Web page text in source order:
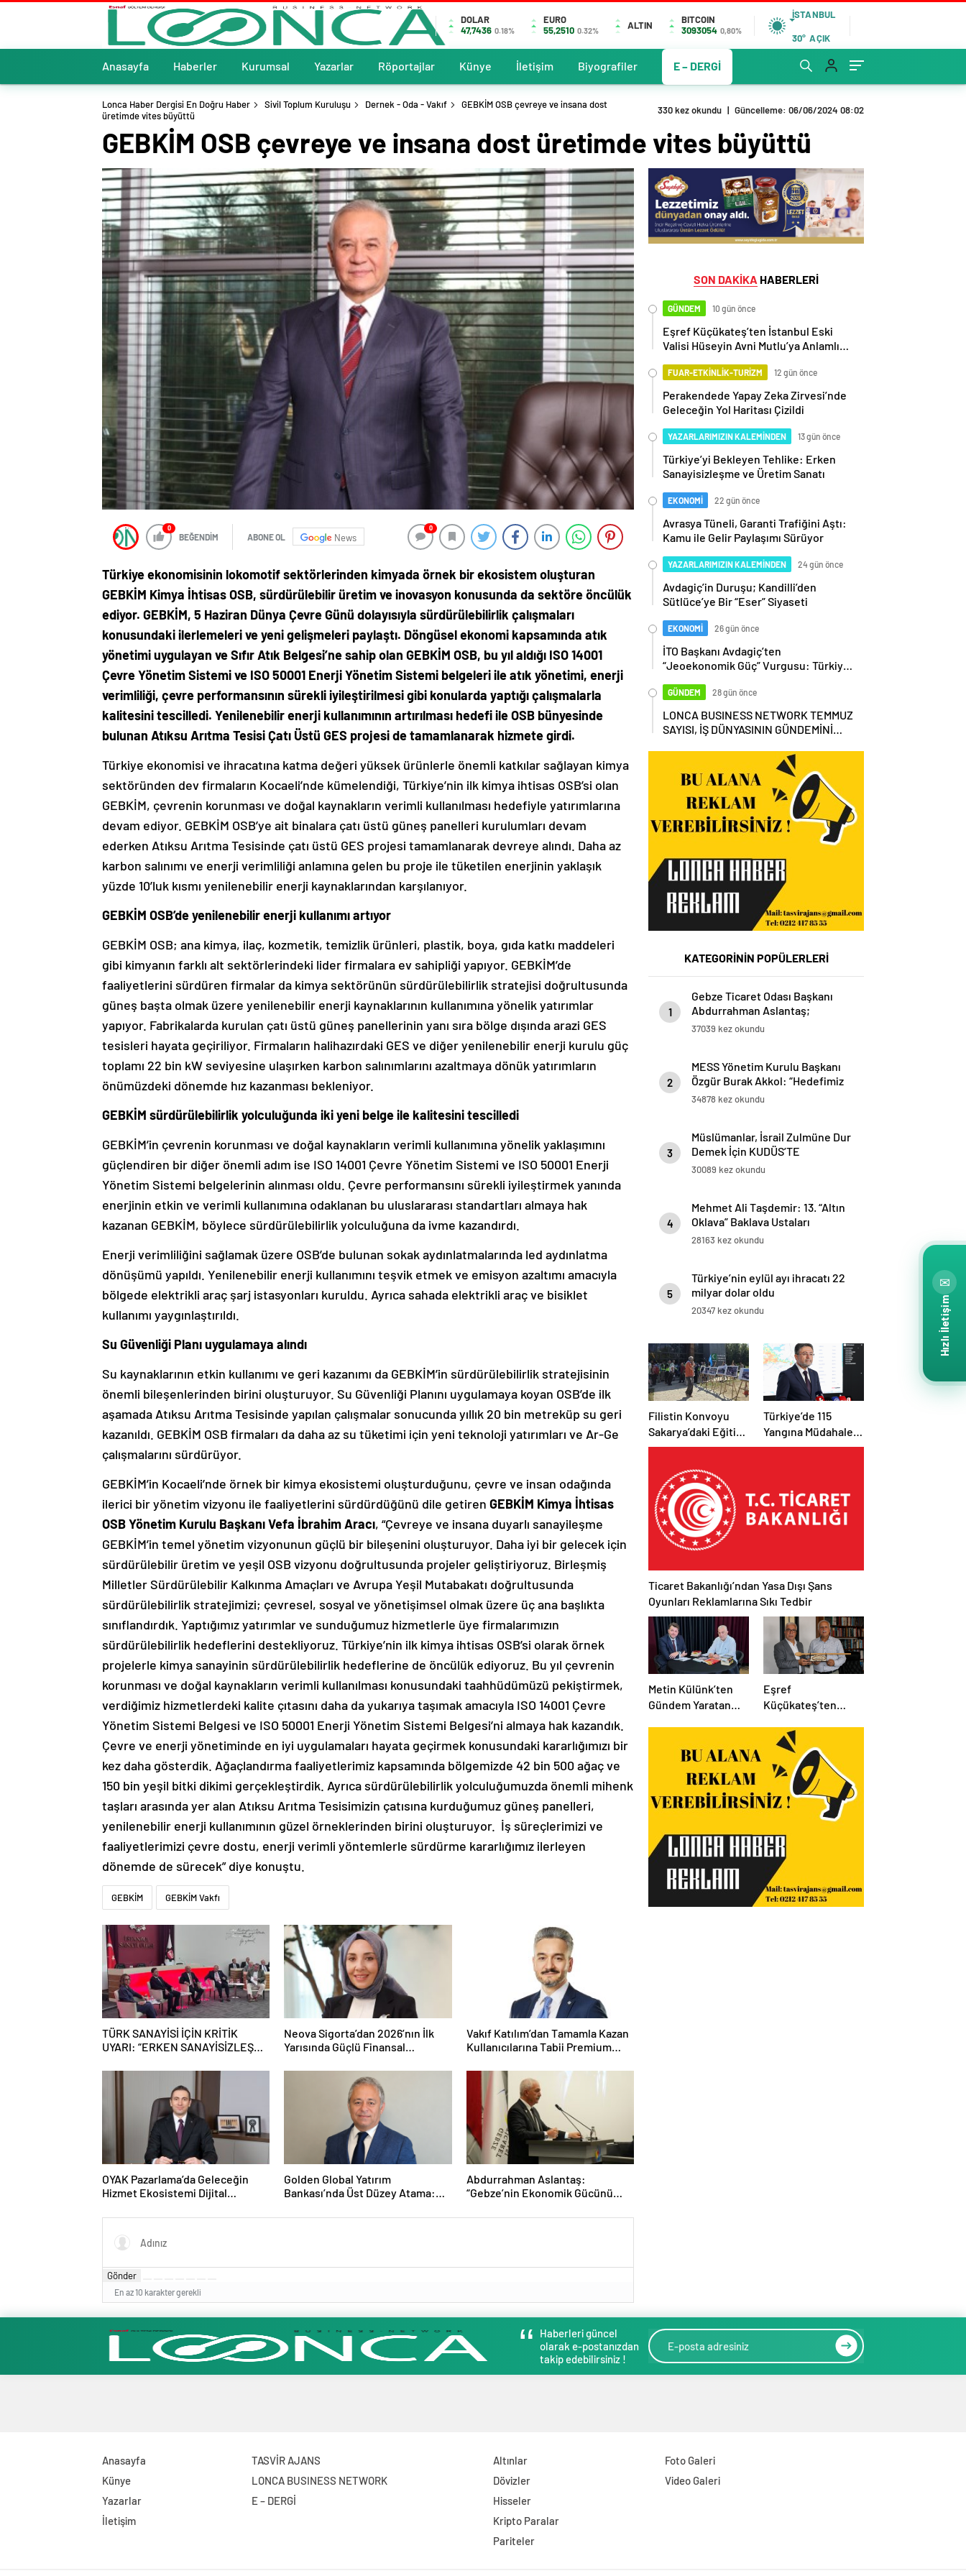
DOLAR
47,7436 0.18%
EURO
55,2510 0.32% ALTIN
BITCOIN
3093054 0,80%
İSTANBUL
30° AÇIK
Anasayfa Haberler Kurumsal Yazarlar Röportajlar Künye İletişim Biyografiler E – DERGİ
Lonca Haber Dergisi En Doğru Haber Sivil Toplum Kuruluşu Dernek - Oda - Vakıf
GEBKİM OSB çevreye ve insana dost
üretimde vites büyüttü
330 kez okundu | Güncelleme: 06/06/2024 08:02
GEBKİM OSB çevreye ve insana dost üretimde vites büyüttü
0
BEĞENDİM ABONE OL News
0
Türkiye ekonomisinin lokomotif sektörlerinden kimyada örnek bir ekosistem oluşturan
GEBKİM Kimya İhtisas OSB, sürdürülebilir üretim ve inovasyon konusunda da sektöre öncülük
ediyor. GEBKİM, 5 Haziran Dünya Çevre Günü dolayısıyla sürdürülebilirlik çalışmaları
konusundaki ilerlemeleri ve yeni gelişmeleri paylaştı. Döngüsel ekonomi kapsamında atık
yönetimi uygulayan ve Sıfır Atık Belgesi’ne sahip olan GEBKİM OSB, bu yıl aldığı ISO 14001
Çevre Yönetim Sistemi ve ISO 50001 Enerji Yönetim Sistemi belgeleri ile atık yönetimi, enerji
verimliliği, çevre performansının sürekli iyileştirilmesi gibi konularda yaptığı çalışmalarla
kalitesini tescilledi. Yenilenebilir enerji kullanımının artırılması hedefi ile OSB bünyesinde
bulunan Atıksu Arıtma Tesisi Çatı Üstü GES projesi de tamamlanarak hizmete girdi.
Türkiye ekonomisi ve ihracatına katma değeri yüksek ürünlerle önemli katkılar sağlayan kimya
sektöründen dev firmaların Kocaeli’nde kümelendiği, Türkiye’nin ilk kimya ihtisas OSB’si olan
GEBKİM, çevrenin korunması ve doğal kaynakların verimli kullanılması hedefiyle yatırımlarına
devam ediyor. GEBKİM OSB’ye ait binalara çatı üstü güneş panelleri kurulumları devam
ederken Atıksu Arıtma Tesisinde çatı üstü GES projesi tamamlanarak devreye alındı. Daha az
karbon salınımı ve enerji verimliliği anlamına gelen bu proje ile tüketilen enerjinin yaklaşık
yüzde 10’luk kısmı yenilenebilir enerji kaynaklarından karşılanıyor.
GEBKİM OSB’de yenilenebilir enerji kullanımı artıyor
GEBKİM OSB; ana kimya, ilaç, kozmetik, temizlik ürünleri, plastik, boya, gıda katkı maddeleri
gibi kimyanın farklı alt sektörlerindeki lider firmalara ev sahipliği yapıyor. GEBKİM’de
faaliyetlerini sürdüren firmalar da kimya sektörünün sürdürülebilirlik stratejisi doğrultusunda
güneş başta olmak üzere yenilenebilir enerji kaynaklarının kullanımına yönelik yatırımlar
yapıyor. Fabrikalarda kurulan çatı üstü güneş panellerinin yanı sıra bölge dışında arazi GES
tesisleri hayata geçiriliyor. Firmaların halihazırdaki GES ve diğer yenilenebilir enerji kurulu güç
toplamı 22 bin kW seviyesine ulaşırken karbon salınımlarını azaltmaya dönük yatırımların
önümüzdeki dönemde hız kazanması bekleniyor.
GEBKİM sürdürülebilirlik yolculuğunda iki yeni belge ile kalitesini tescilledi
GEBKİM’in çevrenin korunması ve doğal kaynakların verimli kullanımına yönelik yaklaşımını
güçlendiren bir diğer önemli adım ise ISO 14001 Çevre Yönetim Sistemi ve ISO 50001 Enerji
Yönetim Sistemi belgelerinin alınması oldu. Çevre performansını sürekli iyileştirmek yanında
enerjinin etkin ve verimli kullanımına odaklanan bu uluslararası standartları almaya hak
kazanan GEBKİM, böylece sürdürülebilirlik yolculuğuna da ivme kazandırdı.
Enerji verimliliğini sağlamak üzere OSB’de bulunan sokak aydınlatmalarında led aydınlatma
dönüşümü yapıldı. Yenilenebilir enerji kullanımını teşvik etmek ve emisyon azaltımı amacıyla
bölgede elektrikli araç şarj istasyonları kuruldu. Ayrıca sahada elektrikli araç ve bisiklet
kullanımı yaygınlaştırıldı.
Su Güvenliği Planı uygulamaya alındı
Su kaynaklarının etkin kullanımı ve geri kazanımı da GEBKİM’in sürdürülebilirlik stratejisinin
önemli bileşenlerinden birini oluşturuyor. Su Güvenliği Planını uygulamaya koyan OSB’de ilk
aşamada Atıksu Arıtma Tesisinde yapılan çalışmalar sonucunda yıllık 20 bin metreküp su geri
kazanıldı. GEBKİM OSB firmaları da daha az su tüketimi için yeni teknoloji yatırımları ve Ar-Ge
çalışmalarını sürdürüyor.
GEBKİM’in Kocaeli’nde örnek bir kimya ekosistemi oluşturduğunu, çevre ve insan odağında
ilerici bir yönetim vizyonu ile faaliyetlerini sürdürdüğünü dile getiren GEBKİM Kimya İhtisas
OSB Yönetim Kurulu Başkanı Vefa İbrahim Aracı, “Çevreye ve insana duyarlı sanayileşme
GEBKİM’in temel yönetim vizyonunun güçlü bir bileşenini oluşturuyor. Daha iyi bir gelecek için
sürdürülebilir üretim ve yeşil OSB vizyonu doğrultusunda projeler geliştiriyoruz. Birleşmiş
Milletler Sürdürülebilir Kalkınma Amaçları ve Avrupa Yeşil Mutabakatı doğrultusunda
sürdürülebilirlik stratejimizi; çevresel, sosyal ve yönetişimsel olmak üzere üç ana başlıkta
sınıflandırdık. Yaptığımız yatırımlar ve sunduğumuz hizmetlerle üye firmalarımızın
sürdürülebilirlik hedeflerini destekliyoruz. Türkiye’nin ilk kimya ihtisas OSB’si olarak örnek
projelerle kimya sanayinin sürdürülebilirlik hedeflerine de öncülük ediyoruz. Bu yıl çevrenin
korunması ve doğal kaynakların verimli kullanılması konusundaki taahhüdümüzü pekiştirmek,
verdiğimiz hizmetlerdeki kalite çıtasını daha da yukarıya taşımak amacıyla ISO 14001 Çevre
Yönetim Sistemi Belgesi ve ISO 50001 Enerji Yönetim Sistemi Belgesi’ni almaya hak kazandık.
Çevre ve enerji yönetiminde en iyi uygulamaları hayata geçirmek konusundaki kararlığımızı bir
kez daha gösterdik. Ağaçlandırma faaliyetlerimiz kapsamında bölgemizde 42 bin 500 ağaç ve
150 bin yeşil bitki dikimi gerçekleştirdik. Ayrıca sürdürülebilirlik yolculuğumuzda önemli mihenk
taşları arasında yer alan Atıksu Arıtma Tesisimizin çatısına kurduğumuz güneş panelleri,
yenilenebilir enerji kullanımının güzel örneklerinden birini oluşturuyor. İş süreçlerimizi ve
faaliyetlerimizi çevre dostu, enerji verimli yöntemlerle sürdürme kararlığımız ilerleyen
dönemde de sürecek” diye konuştu.
GEBKİM GEBKİM Vakfı
TÜRK SANAYİSİ İÇİN KRİTİK
UYARI: “ERKEN SANAYİSİZLEŞME
KARŞIYAYIZ”
Neova Sigorta’dan 2026’nın İlk
Yarısında Güçlü Finansal
Vakıf Katılım’dan Tamamla Kazan
Kullanıcılarına Tabii Premium
OYAK Pazarlama’da Geleceğin
Hizmet Ekosistemi Dijital
Golden Global Yatırım
Bankası’nda Üst Düzey Atama:
Üyesi Oldu
Abdurrahman Aslantaş:
“Gebze’nin Ekonomik Gücünü
Gönder
En az 10 karakter gerekli
SON DAKİKA HABERLERİ
GÜNDEM 10 gün önce
Eşref Küçükateş’ten İstanbul Eski
Valisi Hüseyin Avni Mutlu’ya Anlamlı
FUAR-ETKİNLİK-TURİZM 12 gün önce
Perakendede Yapay Zeka Zirvesi’nde
Geleceğin Yol Haritası Çizildi
YAZARLARIMIZIN KALEMİNDEN 13 gün önce
Türkiye’yi Bekleyen Tehlike: Erken
Sanayisizleşme ve Üretim Sanatı
EKONOMİ 22 gün önce
Avrasya Tüneli, Garanti Trafiğini Aştı:
Kamu ile Gelir Paylaşımı Sürüyor
YAZARLARIMIZIN KALEMİNDEN 24 gün önce
Avdagiç’in Duruşu; Kandilli’den
Sütlüce’ye Bir “Eser” Siyaseti
EKONOMİ 26 gün önce
İTO Başkanı Avdagiç’ten
“Jeoekonomik Güç” Vurgusu: Türkiye,
Olmalı
GÜNDEM 28 gün önce
LONCA BUSINESS NETWORK TEMMUZ
SAYISI, İŞ DÜNYASININ GÜNDEMİNİ
KATEGORİNİN POPÜLERLERİ
1
Gebze Ticaret Odası Başkanı
Abdurrahman Aslantaş;
“Gebze’nin en büyük şansı
olması. Yabancı sermaye,
networklarıyla ve know-
hows’ları ile Gebze’yi ticarette,
37039 kez okundu
2
MESS Yönetim Kurulu Başkanı
Özgür Burak Akkol: “Hedefimiz
işçi sendikaları ile iş birliği
34878 kez okundu
3
Müslümanlar, İsrail Zulmüne Dur
Demek İçin KUDÜS’TE
BULUŞMAK ÜZERE ahitleşiyor…
30089 kez okundu
4
Mehmet Ali Taşdemir: 13. “Altın
Oklava” Baklava Ustaları
Yarışması ve “Baklava Festivali”
28163 kez okundu
5
Türkiye’nin eylül ayı ihracatı 22
milyar dolar oldu
20347 kez okundu
Filistin Konvoyu
Sakarya’daki Eğitim
Kampını
Etabı Başlıyor
Türkiye’de 115
Yangına Müdahale
Edildi: 110’u Kontrol
Ticaret Bakanlığı’ndan Yasa Dışı Şans
Oyunları Reklamlarına Sıkı Tedbir
Metin Külünk’ten
Gündem Yaratan
Siyasete İlişkin
Mesajlar
Eşref
Küçükateş’ten
Hüseyin Avni
Mutlu’ya Anlamlı
Ziyaret
Haberleri güncel
olarak e-postanızdan
takip edebilirsiniz !
Anasayfa
Künye
Yazarlar
İletişim
TASVİR AJANS
LONCA BUSINESS NETWORK
E – DERGİ
Altınlar
Dövizler
Hisseler
Kripto Paralar
Pariteler
Foto Galeri
Video Galeri
✉
Hızlı İletişim